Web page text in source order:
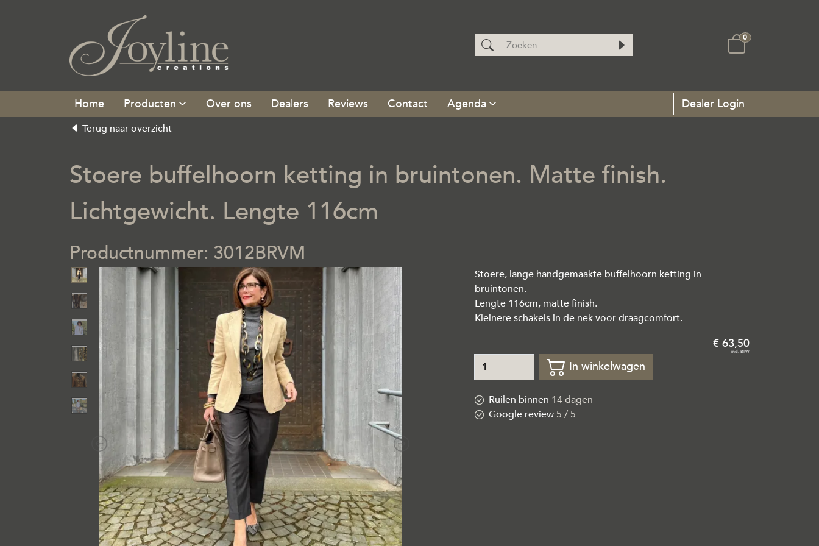
0
Producten Over ons Dealers Reviews Contact Agenda Dealer Login
Terug naar overzicht
Stoere buffelhoorn ketting in bruintonen. Matte finish.
Lichtgewicht. Lengte 116cm
Previous Next
Stoere, lange handgemaakte buffelhoorn ketting in
bruintonen.
Lengte 116cm, matte finish.
Kleinere schakels in de nek voor draagcomfort.
63,50
In winkelwagen
Ruilen binnen 14 dagen
Google review5 / 5